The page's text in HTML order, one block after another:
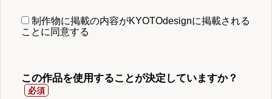
制作物に掲載の内容がKYOTOdesignに掲載される
ことに同意する
この作品を使用することが決定していますか？